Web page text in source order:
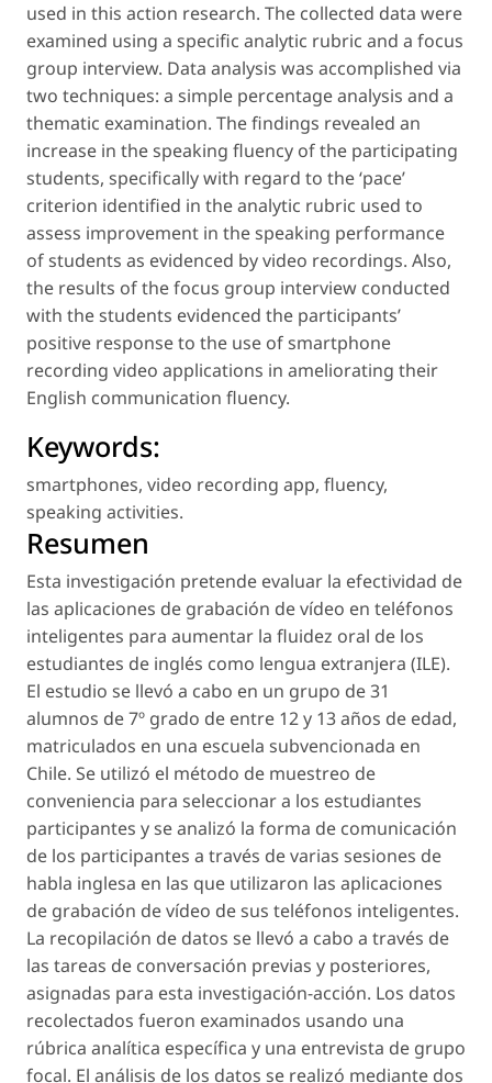
used in this action research. The collected data were
examined using a specific analytic rubric and a focus
group interview. Data analysis was accomplished via
two techniques: a simple percentage analysis and a
thematic examination. The findings revealed an
increase in the speaking fluency of the participating
students, specifically with regard to the ‘pace’
criterion identified in the analytic rubric used to
assess improvement in the speaking performance
of students as evidenced by video recordings. Also,
the results of the focus group interview conducted
with the students evidenced the participants’
positive response to the use of smartphone
recording video applications in ameliorating their
English communication fluency.
Keywords:
smartphones, video recording app, fluency,
speaking activities.
Resumen
Esta investigación pretende evaluar la efectividad de
las aplicaciones de grabación de vídeo en teléfonos
inteligentes para aumentar la fluidez oral de los
estudiantes de inglés como lengua extranjera (ILE).
El estudio se llevó a cabo en un grupo de 31
alumnos de 7º grado de entre 12 y 13 años de edad,
matriculados en una escuela subvencionada en
Chile. Se utilizó el método de muestreo de
conveniencia para seleccionar a los estudiantes
participantes y se analizó la forma de comunicación
de los participantes a través de varias sesiones de
habla inglesa en las que utilizaron las aplicaciones
de grabación de vídeo de sus teléfonos inteligentes.
La recopilación de datos se llevó a cabo a través de
las tareas de conversación previas y posteriores,
asignadas para esta investigación-acción. Los datos
recolectados fueron examinados usando una
rúbrica analítica específica y una entrevista de grupo
focal. El análisis de los datos se realizó mediante dos